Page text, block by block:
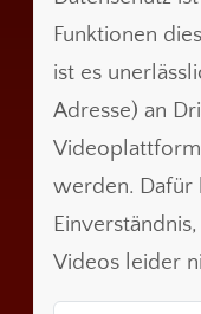
Funktionen
ist es
Adresse) an
werden. Dafür
Videos leider